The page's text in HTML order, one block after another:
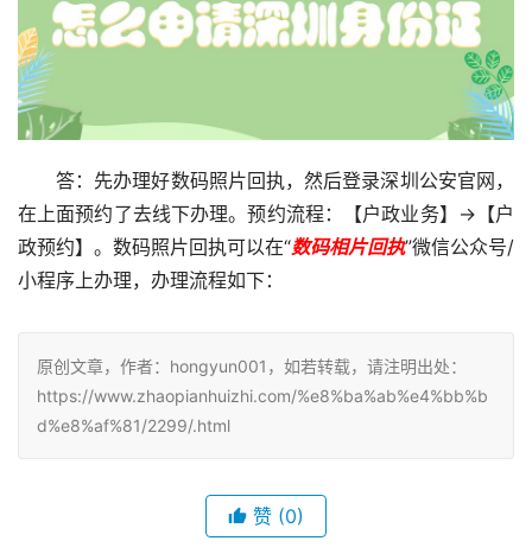
答：先办理好数码照片回执，然后登录深圳公安官网，
在上面预约了去线下办理。预约流程：【户政业务】→【户
政预约】。数码照片回执可以在“数码相片回执”微信公众号/
小程序上办理，办理流程如下：
原创文章，作者：hongyun001，如若转载，请注明出处：
https://www.zhaopianhuizhi.com/%e8%ba%ab%e4%bb%b
d%e8%af%81/2299/.html
赞 (0)